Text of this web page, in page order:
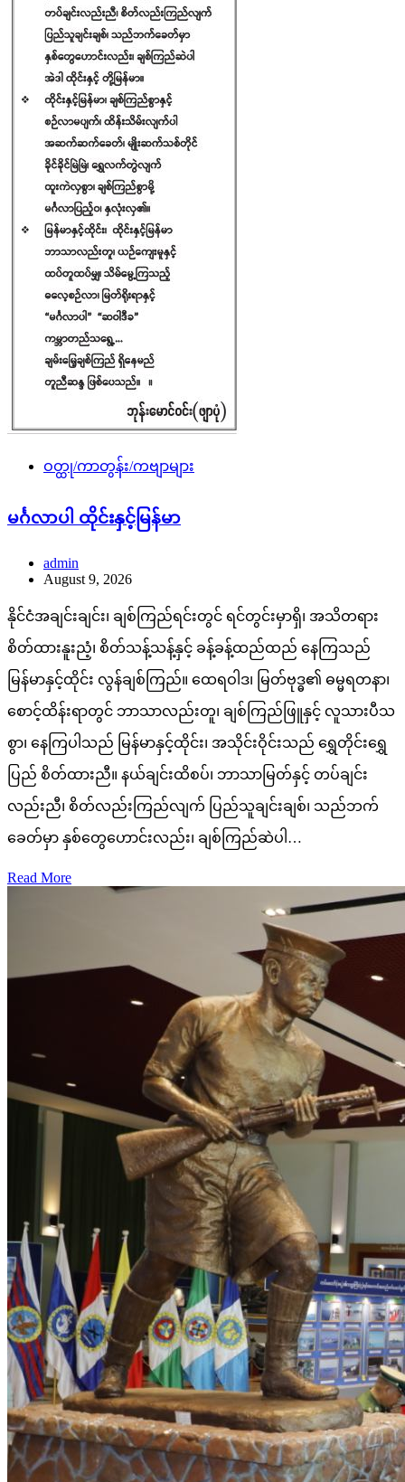
ဝတ္ထု/ကာတွန်း/ကဗျာများ
မင်္ဂလာပါ ထိုင်းနှင့်မြန်မာ
admin
August 9, 2026
နိုင်ငံအချင်းချင်း၊ ချစ်ကြည်ရင်းတွင် ရင်တွင်းမှာရှိ၊ အသိတရား
စိတ်ထားနူးညံ့၊ စိတ်သန့်သန့်နှင့် ခန့်ခန့်ထည်ထည် နေကြသည်
မြန်မာနှင့်ထိုင်း လွန်ချစ်ကြည်။ ထေရဝါဒ၊ မြတ်ဗုဒ္ဓ၏ ဓမ္မရတနာ၊
စောင့်ထိန်းရာတွင် ဘာသာလည်းတူ၊ ချစ်ကြည်ဖြူနှင့် လူသားပီသ
စွာ၊ နေကြပါသည် မြန်မာနှင့်ထိုင်း၊ အသိုင်းဝိုင်းသည် ရွှေတိုင်းရွှေ
ပြည် စိတ်ထားညီ။ နယ်ချင်းထိစပ်၊ ဘာသာမြတ်နှင့် တပ်ချင်း
လည်းညီ၊ စိတ်လည်းကြည်လျက် ပြည်သူချင်းချစ်၊ သည်ဘက်
ခေတ်မှာ နှစ်တွေဟောင်းလည်း၊ ချစ်ကြည်ဆဲပါ…
Read More